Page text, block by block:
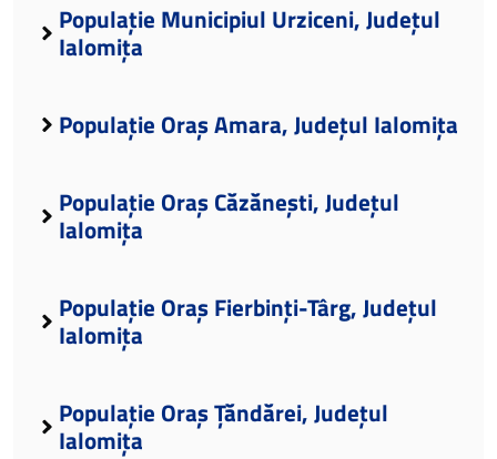
Populație Municipiul Urziceni, Județul
Ialomița
Populație Oraș Amara, Județul Ialomița
Populație Oraș Căzănești, Județul
Ialomița
Populație Oraș Fierbinți-Târg, Județul
Ialomița
Populație Oraș Țăndărei, Județul
Ialomița